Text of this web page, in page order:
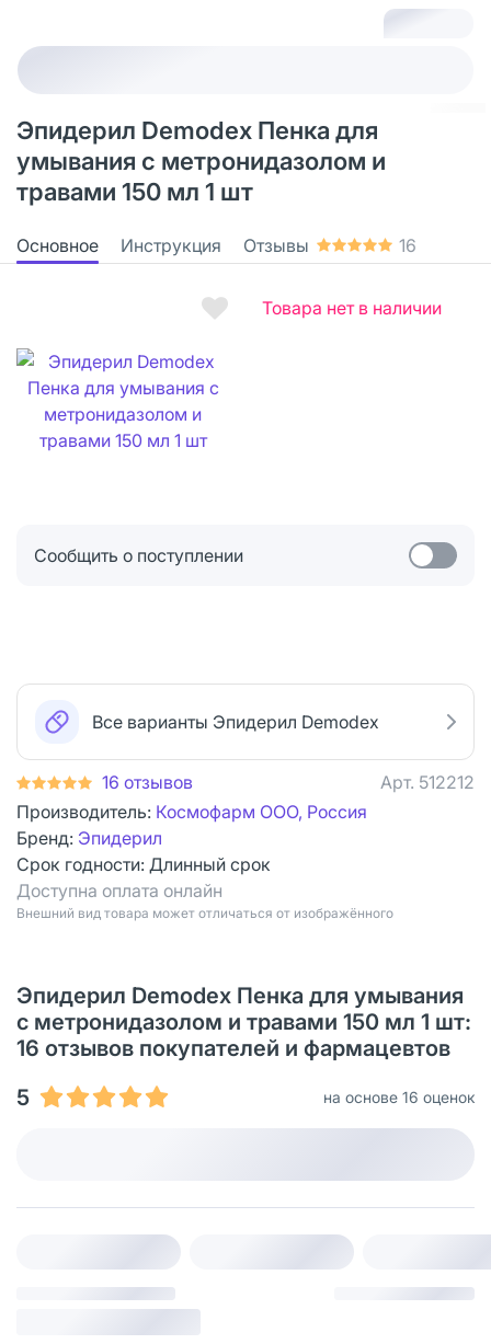
Эпидерил Demodex Пенка для
умывания с метронидазолом и
травами 150 мл 1 шт
Основное Инструкция Отзывы 16
Товара нет в наличии
Сообщить о поступлении
Все варианты Эпидерил Demodex
16 отзывов Арт. 512212
Производитель: Космофарм ООО, Россия
Бренд: Эпидерил
Срок годности: Длинный срок
Доступна оплата онлайн
Bнешний вид товара может отличаться от изображённого
Эпидерил Demodex Пенка для умывания
с метронидазолом и травами 150 мл 1 шт:
16 отзывов покупателей и фармацевтов
5
на основе 16 оценок